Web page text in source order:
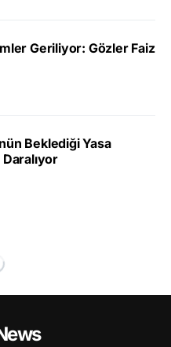
Geriliyor: Gözler Faiz
Beklediği Yasa